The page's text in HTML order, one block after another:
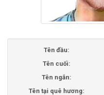
Tên đầu:
Tên cuối:
Tên ngắn:
Tên tại quê hương: